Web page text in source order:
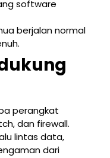
software
berjalan normal
perangkat
dan firewall.
lintas data,
dari